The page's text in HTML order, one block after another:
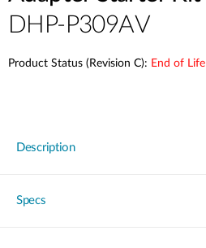
mydlink
Videos
Blog
Υποστήριξη
Tech Alerts
DHP-P309AV
Product Status (Revision C): End of Life
Description
Specs